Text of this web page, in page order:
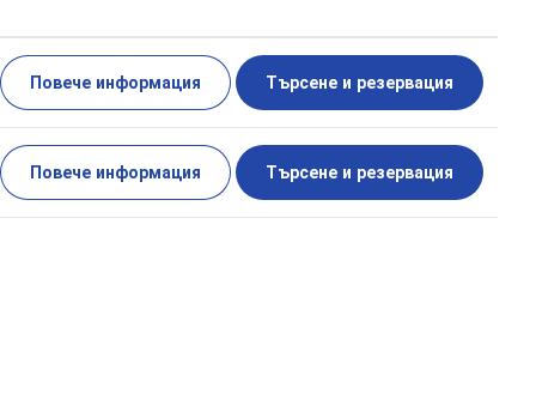
Повече информация Търсене и резервация
Повече информация Търсене и резервация